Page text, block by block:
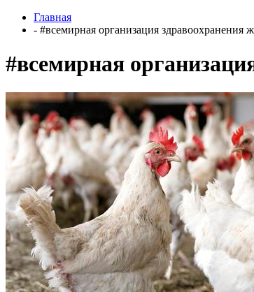
Главная
- #всемирная организация здравоохранения
#всемирная